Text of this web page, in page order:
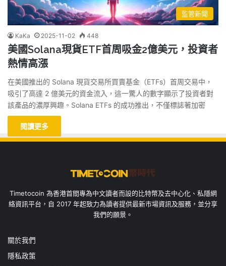
監管新聞
KaKa 2025-11-02 448
美國Solana現貨ETF首周吸金2億美元，投資者
熱情高漲
在美國推出的 Solana 現貨交易所買賣基金（ETFs）首周交易中，
吸引了高達 2 億美元的資金流入，這一驚人的數字顯示了投資者對
該產品的濃厚興趣。Solana ETFs 的成功推出，不僅標誌著加密
閱讀更多
Timetocoin 為香港首間專為中文讀者而設的比特幣及去中心化、私隱網
絡資訊平台，自 2017 年起致力為讀者提供最新市場資訊及服務，並分享
我們的願景。
關於我們
隱私政策